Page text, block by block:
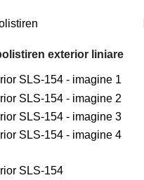
exterior liniare